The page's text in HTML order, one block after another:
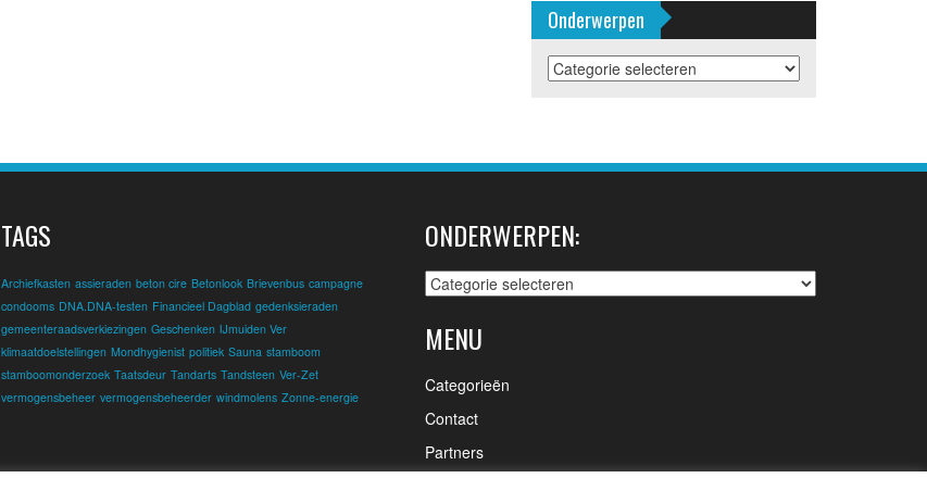
Onderwerpen
Onderwerpen
TAGS
Archiefkasten assieraden beton cire Betonlook Brievenbus campagne
condooms DNA.DNA-testen Financieel Dagblad gedenksieraden
gemeenteraadsverkiezingen Geschenken IJmuiden Ver
klimaatdoelstellingen Mondhygienist politiek Sauna stamboom
stamboomonderzoek Taatsdeur Tandarts Tandsteen Ver-Zet
vermogensbeheer vermogensbeheerder windmolens Zonne-energie
ONDERWERPEN:
Onderwerpen:
MENU
Categorieën
Contact
Partners